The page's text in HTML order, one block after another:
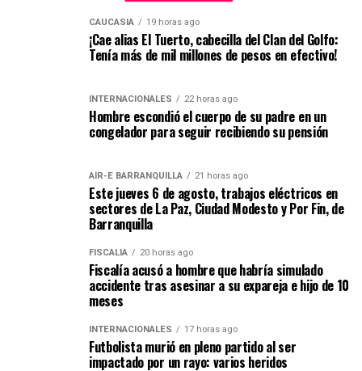
CAUCASIA 19 horas ago
¡Cae alias El Tuerto, cabecilla del Clan del Golfo:
Tenía más de mil millones de pesos en efectivo!
INTERNACIONALES 22 horas ago
Hombre escondió el cuerpo de su padre en un
congelador para seguir recibiendo su pensión
AIR-E BARRANQUILLA 21 horas ago
Este jueves 6 de agosto, trabajos eléctricos en
sectores de La Paz, Ciudad Modesto y Por Fin, de
Barranquilla
FISCALÍA 20 horas ago
Fiscalía acusó a hombre que habría simulado
accidente tras asesinar a su expareja e hijo de 10
meses
INTERNACIONALES 17 horas ago
Futbolista murió en pleno partido al ser
impactado por un rayo: varios heridos